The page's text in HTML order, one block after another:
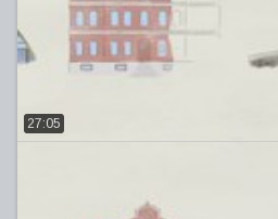
27:05